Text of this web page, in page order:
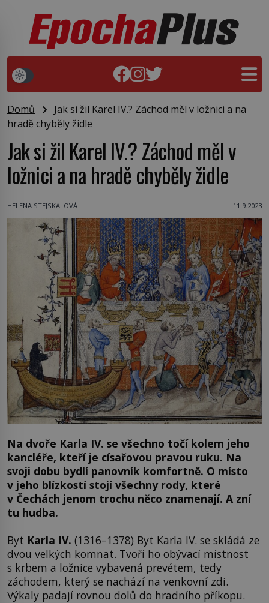
Domů
Jak si žil Karel IV.? Záchod měl v ložnici a na
hradě chyběly židle
Jak si žil Karel IV.? Záchod měl v
ložnici a na hradě chyběly židle
HELENA STEJSKALOVÁ 11.9.2023
Na dvoře Karla IV. se všechno točí kolem jeho
kancléře, kteří je císařovou pravou ruku. Na
svoji dobu bydlí panovník komfortně. O místo
v jeho blízkostí stojí všechny rody, které
v Čechách jenom trochu něco znamenají. A zní
tu hudba.
Byt Karla IV. (1316–1378) Byt Karla IV. se skládá ze
dvou velkých komnat. Tvoří ho obývací místnost
s krbem a ložnice vybavená prevétem, tedy
záchodem, který se nachází na venkovní zdi.
Výkaly padají rovnou dolů do hradního příkopu.